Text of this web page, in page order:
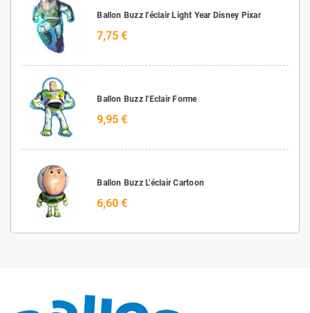
Ballon Buzz l'éclair Light Year Disney Pixar
7,75 €
Ballon Buzz l'Eclair Forme
9,95 €
Ballon Buzz L'éclair Cartoon
6,60 €